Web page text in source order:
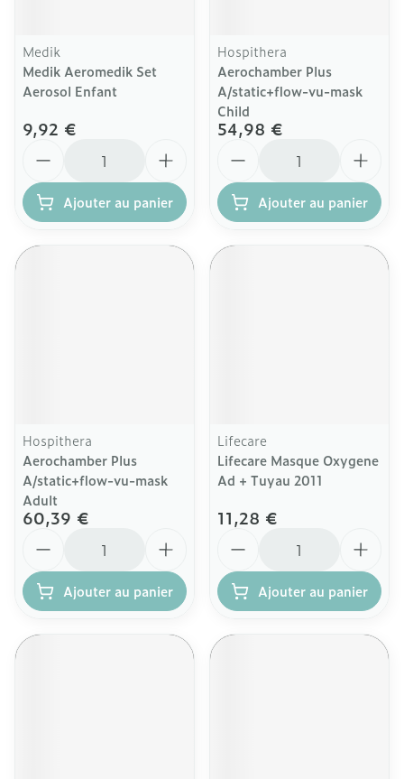
Medik
Medik Aeromedik Set
Aerosol Enfant
9,92 €
Ajouter au panier
Hospithera
Aerochamber Plus
A/static+flow-vu-mask
Child
54,98 €
Ajouter au panier
Hospithera
Aerochamber Plus
A/static+flow-vu-mask
Adult
60,39 €
Ajouter au panier
Lifecare
Lifecare Masque Oxygene
Ad + Tuyau 2011
11,28 €
Ajouter au panier